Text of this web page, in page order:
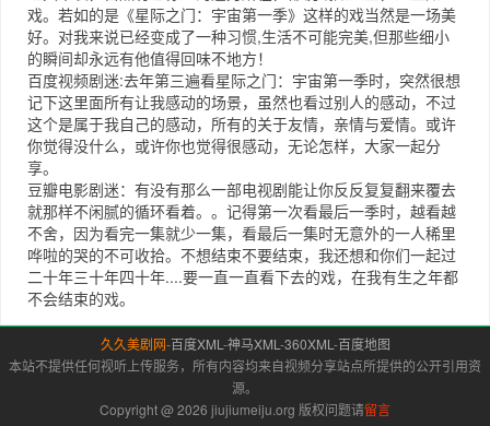
戏。若如的是《星际之门：宇宙第一季》这样的戏当然是一场美
好。对我来说已经变成了一种习惯,生活不可能完美,但那些细小
的瞬间却永远有他值得回味不地方！
百度视频剧迷:去年第三遍看星际之门：宇宙第一季时，突然很想
记下这里面所有让我感动的场景，虽然也看过别人的感动，不过
这个是属于我自己的感动，所有的关于友情，亲情与爱情。或许
你觉得没什么，或许你也觉得很感动，无论怎样，大家一起分
享。
豆瓣电影剧迷：有没有那么一部电视剧能让你反反复复翻来覆去
就那样不闲腻的循环看着。。记得第一次看最后一季时，越看越
不舍，因为看完一集就少一集，看最后一集时无意外的一人稀里
哗啦的哭的不可收拾。不想结束不要结束，我还想和你们一起过
二十年三十年四十年....要一直一直看下去的戏，在我有生之年都
不会结束的戏。
久久美剧网-百度XML -神马XML -360XML -百度地图
本站不提供任何视听上传服务，所有内容均来自视频分享站点所提供的公开引用资
源。
Copyright @ 2026 jiujiumeiju.org 版权问题请留言